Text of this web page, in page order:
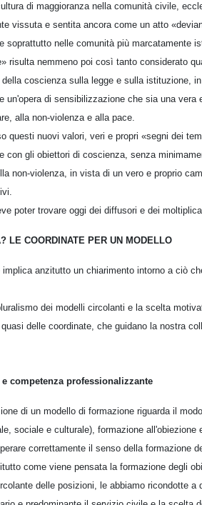
di maggioranza nella comunità civile,
vissuta e sentita ancora come un atto
soprattutto nelle comunità più marcatamente
risulta nemmeno poi così tanto considerato
coscienza sulla legge e sulla istituzione,
un'opera di sensibilizzazione che sia una vera
alla non-violenza e alla pace.
questi nuovi valori, veri e propri «segni dei
con gli obiettori di coscienza, senza
non-violenza, in vista di un vero e proprio
poter trovare oggi dei diffusori e dei
LE COORDINATE PER UN MODELLO
implica anzitutto un chiarimento intorno a ciò
dei modelli circolanti e la scelta
delle coordinate, che guidano la nostra
competenza professionalizzante
di un modello di formazione riguarda il
sociale e culturale), formazione
correttamente il senso della formazione
come viene pensata la formazione degli
delle posizioni, le abbiamo ricondotte a